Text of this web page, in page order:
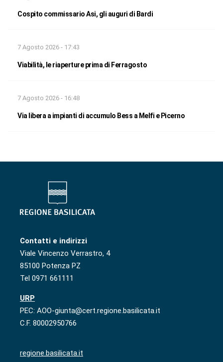
Cospito commissario Asi, gli auguri di Bardi
7 Agosto 2026 - 17:43
Viabilità, le riaperture prima di Ferragosto
7 Agosto 2026 - 16:48
Via libera a impianti di accumulo Bess a Melfi e Picerno
Contatti e indirizzi
Viale Vincenzo Verrastro, 4
85100 Potenza PZ
Tel 0971 661111
URP
PEC: AOO-giunta@cert.regione.basilicata.it
C.F. 80002950766
regione.basilicata.it